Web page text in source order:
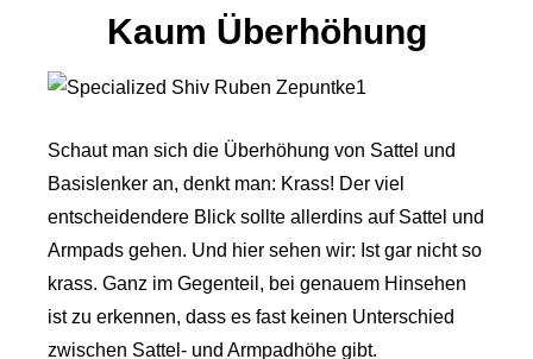
Kaum Überhöhung
Schaut man sich die Überhöhung von Sattel und
Basislenker an, denkt man: Krass! Der viel
entscheidendere Blick sollte allerdins auf Sattel und
Armpads gehen. Und hier sehen wir: Ist gar nicht so
krass. Ganz im Gegenteil, bei genauem Hinsehen
ist zu erkennen, dass es fast keinen Unterschied
zwischen Sattel- und Armpadhöhe gibt.